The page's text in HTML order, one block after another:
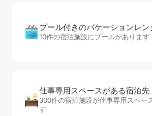
プール付きのバ⁠ケ⁠ー⁠シ⁠ョ⁠ンレ⁠ン⁠
10件の宿泊施設にプールがあります
仕事専用ス⁠ペ⁠ー⁠スがあ⁠る宿⁠泊⁠先
300件の宿泊施設が仕事専用スペー
す